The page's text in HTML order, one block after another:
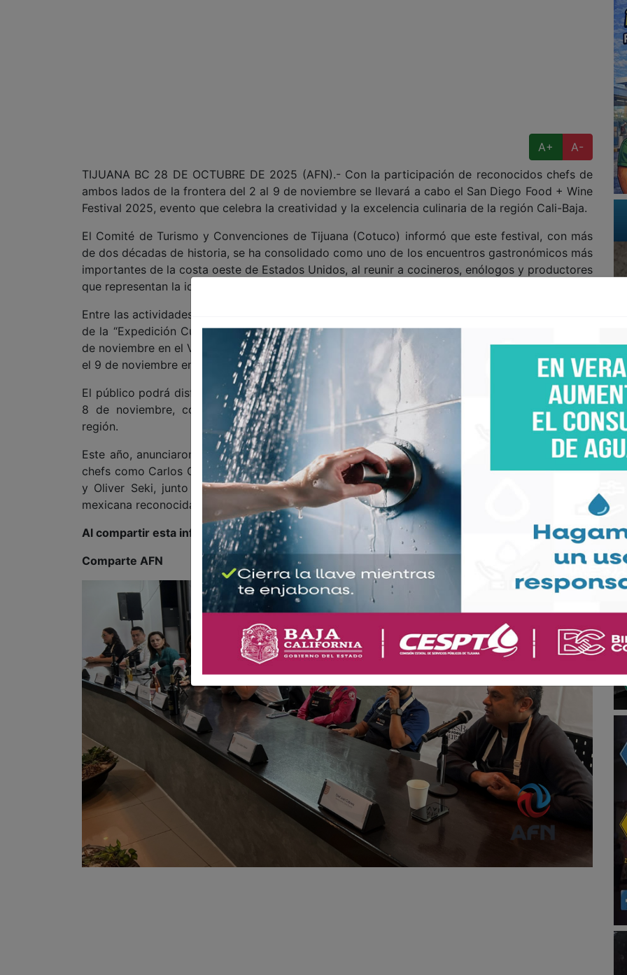
A+
A-
TIJUANA BC 28 DE OCTUBRE DE 2025 (AFN).- Con la participación de reconocidos chefs de
ambos lados de la frontera del 2 al 9 de noviembre se llevará a cabo el San Diego Food + Wine
Festival 2025, evento que celebra la creatividad y la excelencia culinaria de la región Cali-Baja.
El Comité de Turismo y Convenciones de Tijuana (Cotuco) informó que este festival, con más
de dos décadas de historia, se ha consolidado como uno de los encuentros gastronómicos más
importantes de la costa oeste de Estados Unidos, al reunir a cocineros, enólogos y productores
que representan la identidad compartida de México y Estados Unidos.
Entre las actividades, se destacan degustaciones, cenas colaborativas y catas de vino, además
de la “Expedición Culinaria a Baja: Un Viaje por la Guía Michelin México”, que se realizará el 6
de noviembre en el Valle de Guadalupe, y “La Gran Fiesta”, evento de clausura programado para
el 9 de noviembre en Liberty Station, San Diego.
El público podrá disfrutar también del Pabellón de Baja California durante el “Grand Tasting”, el
8 de noviembre, con degustaciones de vinos, destilados y platillos representativos de la
región.
Este año, anunciaron, se espera la asistencia de más de 11 mil personas y la participación de
chefs como Carlos Gaytán, Roberto Alcocer, Sabina Bandera, Marcelo Hisaki, Suzette Gresham
y Oliver Seki, junto a ganadores del “James Beard Award” y exponentes de la gastronomía
mexicana reconocida por la Guía Michelin.
Al compartir esta información, apoyas a la prensa que necesitas
Comparte AFN